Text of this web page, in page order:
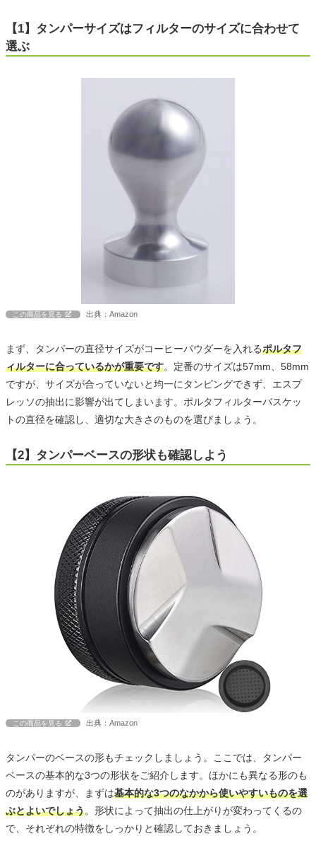
【1】タンパーサイズはフィルターのサイズに合わせて
選ぶ
この商品を見る 出典：Amazon
まず、タンパーの直径サイズがコーヒーパウダーを入れるポルタフ
ィルターに合っているかが重要です。定番のサイズは57mm、58mm
ですが、サイズが合っていないと均一にタンピングできず、エスプ
レッソの抽出に影響が出てしまいます。ポルタフィルターバスケッ
トの直径を確認し、適切な大きさのものを選びましょう。
【2】タンパーベースの形状も確認しよう
この商品を見る 出典：Amazon
タンパーのベースの形もチェックしましょう。ここでは、タンパー
ベースの基本的な3つの形状をご紹介します。ほかにも異なる形のも
のがありますが、まずは基本的な3つのなかから使いやすいものを選
ぶとよいでしょう。形状によって抽出の仕上がりが変わってくるの
で、それぞれの特徴をしっかりと確認しておきましょう。